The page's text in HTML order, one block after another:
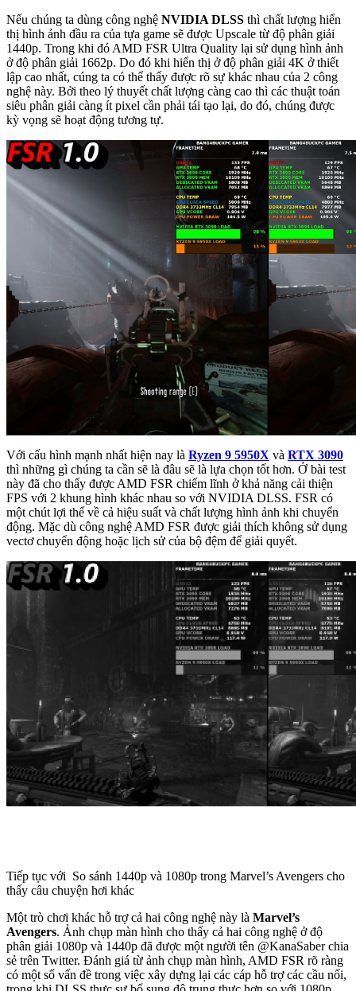
Nếu chúng ta dùng công nghệ NVIDIA DLSS thì chất lượng hiển
thị hình ảnh đầu ra của tựa game sẽ được Upscale từ độ phân giải
1440p. Trong khi đó AMD FSR Ultra Quality lại sử dụng hình ảnh
ở độ phân giải 1662p. Do đó khi hiển thị ở độ phân giải 4K ở thiết
lập cao nhất, cúng ta có thể thấy được rõ sự khác nhau của 2 công
nghệ này. Bởi theo lý thuyết chất lượng càng cao thì các thuật toán
siêu phân giải càng ít pixel cần phải tái tạo lại, do đó, chúng được
kỳ vọng sẽ hoạt động tương tự.
Với cấu hình mạnh nhất hiện nay là Ryzen 9 5950X và RTX 3090
thì những gì chúng ta cần sẽ là đâu sẽ là lựa chọn tốt hơn. Ở bài test
này đã cho thấy được AMD FSR chiếm lĩnh ở khả năng cải thiện
FPS với 2 khung hình khác nhau so với NVIDIA DLSS. FSR có
một chút lợi thế về cả hiệu suất và chất lượng hình ảnh khi chuyển
động. Mặc dù công nghệ AMD FSR được giải thích không sử dụng
vectơ chuyển động hoặc lịch sử của bộ đệm để giải quyết.
Tiếp tục với So sánh 1440p và 1080p trong Marvel’s Avengers cho
thấy câu chuyện hơi khác
Một trò chơi khác hỗ trợ cả hai công nghệ này là Marvel’s
Avengers. Ảnh chụp màn hình cho thấy cả hai công nghệ ở độ
phân giải 1080p và 1440p đã được một người tên @KanaSaber chia
sẻ trên Twitter. Đánh giá từ ảnh chụp màn hình, AMD FSR rõ ràng
có một số vấn đề trong việc xây dựng lại các cáp hỗ trợ các cầu nối,